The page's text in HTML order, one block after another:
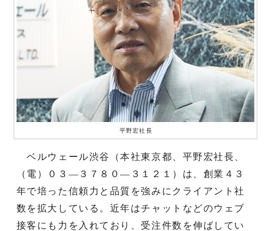
平野宏社長
ベルウェール渋谷（本社東京都、平野宏社長、
（電）０３―３７８０―３１２１）は、創業４３
年で培った信頼力と品質を強みにクライアント社
数を拡大している。近年はチャットなどのウェブ
接客にも力を入れており、受注件数を伸ばしてい